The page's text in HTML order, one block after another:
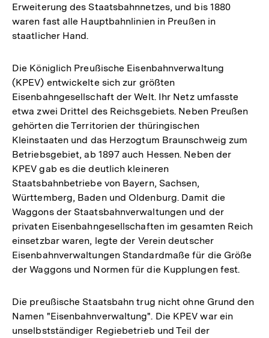
Erweiterung des Staatsbahnnetzes, und bis 1880
waren fast alle Hauptbahnlinien in Preußen in
staatlicher Hand.
Die Königlich Preußische Eisenbahnverwaltung
(KPEV) entwickelte sich zur größten
Eisenbahngesellschaft der Welt. Ihr Netz umfasste
etwa zwei Drittel des Reichsgebiets. Neben Preußen
gehörten die Territorien der thüringischen
Kleinstaaten und das Herzogtum Braunschweig zum
Betriebsgebiet, ab 1897 auch Hessen. Neben der
KPEV gab es die deutlich kleineren
Staatsbahnbetriebe von Bayern, Sachsen,
Württemberg, Baden und Oldenburg. Damit die
Waggons der Staatsbahnverwaltungen und der
privaten Eisenbahngesellschaften im gesamten Reich
einsetzbar waren, legte der Verein deutscher
Eisenbahnverwaltungen Standardmaße für die Größe
der Waggons und Normen für die Kupplungen fest.
Die preußische Staatsbahn trug nicht ohne Grund den
Namen "Eisenbahnverwaltung". Die KPEV war ein
unselbstständiger Regiebetrieb und Teil der